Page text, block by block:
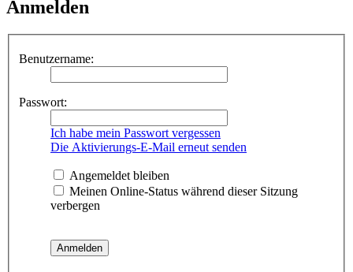
Anmelden
Benutzername:
Passwort:
Ich habe mein Passwort vergessen
Die Aktivierungs-E-Mail erneut senden
Angemeldet bleiben
Meinen Online-Status während dieser Sitzung
verbergen